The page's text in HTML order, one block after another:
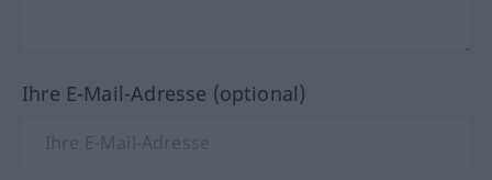
Ihre E-Mail-Adresse (optional)